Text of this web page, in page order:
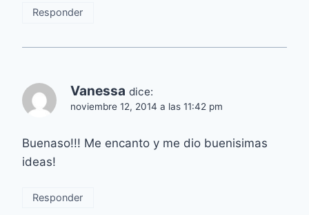
Responder
Vanessa dice:
noviembre 12, 2014 a las 11:42 pm
Buenaso!!! Me encanto y me dio buenisimas
ideas!
Responder